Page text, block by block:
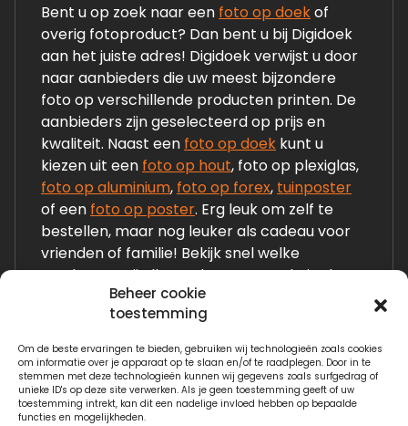
Beheer cookie
toestemming
Om de beste ervaringen te bieden, gebruiken wij technologieën zoals cookies
om informatie over je apparaat op te slaan en/of te raadplegen. Door in te
stemmen met deze technologieën kunnen wij gegevens zoals surfgedrag of
unieke ID's op deze site verwerken. Als je geen toestemming geeft of uw
toestemming intrekt, kan dit een nadelige invloed hebben op bepaalde
functies en mogelijkheden.
Bent u op zoek naar een foto op doekof
overig fotoproduct? Dan bent u bij Digidoek
aan het juiste adres! Digidoek verwijst u door
naar aanbieders die uw meest bijzondere
foto op verschillende producten printen. De
aanbieders zijn geselecteerd op prijs en
kwaliteit. Naast een foto op doek kunt u
kiezen uit een foto op hout, foto op plexiglas,
foto op aluminium, foto op forex, tuinposter
of een foto op poster. Erg leuk om zelf te
bestellen, maar nog leuker als cadeau voor
vrienden of familie! Bekijk snel welke
producten wij allemaal op onze website laten
Links:
Fotogeschenken.nl